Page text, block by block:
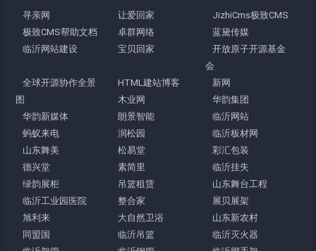
寻亲网 让爱回家
JizhiCms极致CMS
极致CMS帮助文档
卓群网络
蓝黛传媒
临沂网站建设
宝贝回家
开放原子开源基金
会
全球开源协作全景
图
HTML建站博客
新网
木业网
华韵集团
华韵新媒体
朗景智能
临沂网站
蚂蚁来电
润松园
临沂板材网
山东舞美
松易堂
彩汇包装
德兴堂
素简里
临沂挂失
绿韵展柜
吊篮租赁
山东舞台工程
临沂工业园医院
整合家
展贝展架
旭利来
大自然卫浴
山东新农村
同盟国
临沂吊篮
临沂灭火器